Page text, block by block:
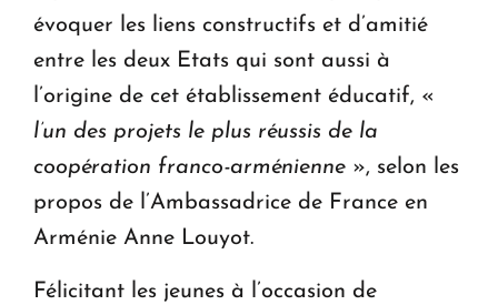
évoquer les liens constructifs et d’amitié
entre les deux Etats qui sont aussi à
l’origine de cet établissement éducatif, «
l’un des projets le plus réussis de la
coopération franco-arménienne », selon les
propos de l’Ambassadrice de France en
Arménie Anne Louyot.
Félicitant les jeunes à l’occasion de